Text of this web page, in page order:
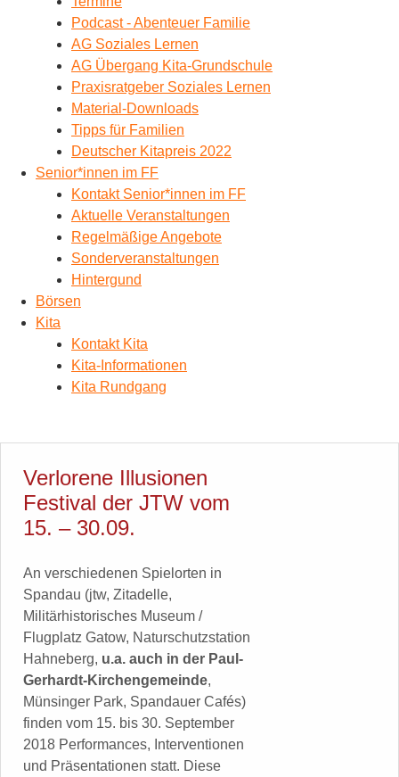
Podcast - Abenteuer Familie
AG Soziales Lernen
AG Übergang Kita-Grundschule
Praxisratgeber Soziales Lernen
Material-Downloads
Tipps für Familien
Deutscher Kitapreis 2022
Senior*innen im FF
Kontakt Senior*innen im FF
Aktuelle Veranstaltungen
Regelmäßige Angebote
Sonderveranstaltungen
Hintergund
Börsen
Kita
Kontakt Kita
Kita-Informationen
Kita Rundgang
Verlorene Illusionen
Festival der JTW vom
15. – 30.09.
An verschiedenen Spielorten in
Spandau (jtw, Zitadelle,
Militärhistorisches Museum /
Flugplatz Gatow, Naturschutzstation
Hahneberg, u.a. auch in der Paul-
Gerhardt-Kirchengemeinde,
Münsinger Park, Spandauer Cafés)
finden vom 15. bis 30. September
2018 Performances, Interventionen
und Präsentationen statt. Diese